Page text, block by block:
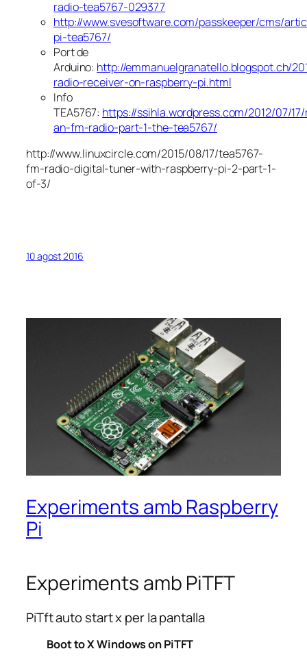
radio-tea5767-029377
http://www.svesoftware.com/passkeeper/cms/
pi-tea5767/
Port de
Arduino: http://emmanuelgranatello.blogspot.ch/
radio-receiver-on-raspberry-pi.html
Info
TEA5767: https://ssihla.wordpress.com/2012/07/
an-fm-radio-part-1-the-tea5767/
http://www.linuxcircle.com/2015/08/17/tea5767-
fm-radio-digital-tuner-with-raspberry-pi-2-part-1-
of-3/
10 agost 2016
Experiments amb Raspberry
Pi
Experiments amb PiTFT
PiTft auto start x per la pantalla
Boot to X Windows on PiTFT